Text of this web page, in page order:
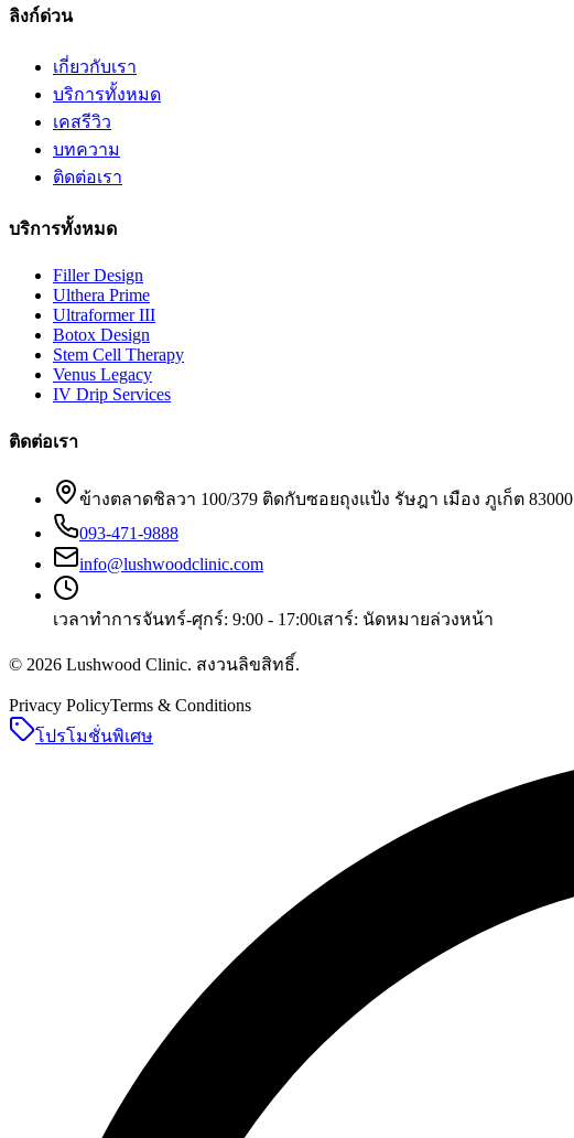
ลิงก์ด่วน
เกี่ยวกับเรา
บริการทั้งหมด
เคสรีวิว
บทความ
ติดต่อเรา
บริการทั้งหมด
Filler Design
Ulthera Prime
Ultraformer III
Botox Design
Stem Cell Therapy
Venus Legacy
IV Drip Services
ติดต่อเรา
ข้างตลาดชิลวา 100/379 ติดกับซอยถุงแป้ง รัษฎา เมือง ภูเก็ต 83000
093-471-9888
info@lushwoodclinic.com
เวลาทำการจันทร์-ศุกร์: 9:00 - 17:00เสาร์: นัดหมายล่วงหน้า
© 2026 Lushwood Clinic. สงวนลิขสิทธิ์.
Privacy PolicyTerms & Conditions
โปรโมชั่นพิเศษ